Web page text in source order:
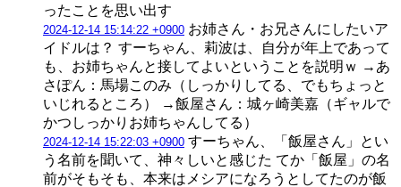
ったことを思い出す
2024-12-14 15:14:22 +0900 お姉さん・お兄さんにしたいア
イドルは？ すーちゃん、莉波は、自分が年上であって
も、お姉ちゃんと接してよいということを説明ｗ →あ
さぽん：馬場このみ（しっかりしてる、でもちょっと
いじれるところ） →飯屋さん：城ヶ崎美嘉（ギャルで
かつしっかりお姉ちゃんしてる）
2024-12-14 15:22:03 +0900 すーちゃん、「飯屋さん」とい
う名前を聞いて、神々しいと感じた てか「飯屋」の名
前がそもそも、本来はメシアになろうとしてたのが飯